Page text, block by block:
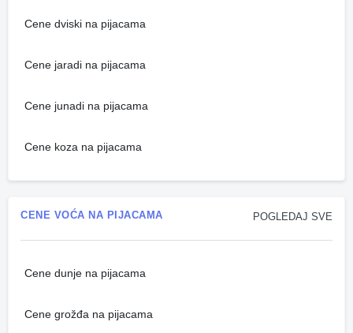
Cene dviski na pijacama
Cene jaradi na pijacama
Cene junadi na pijacama
Cene koza na pijacama
POGLEDAJ SVE
CENE VOĆA NA PIJACAMA
Cene dunje na pijacama
Cene grožđa na pijacama